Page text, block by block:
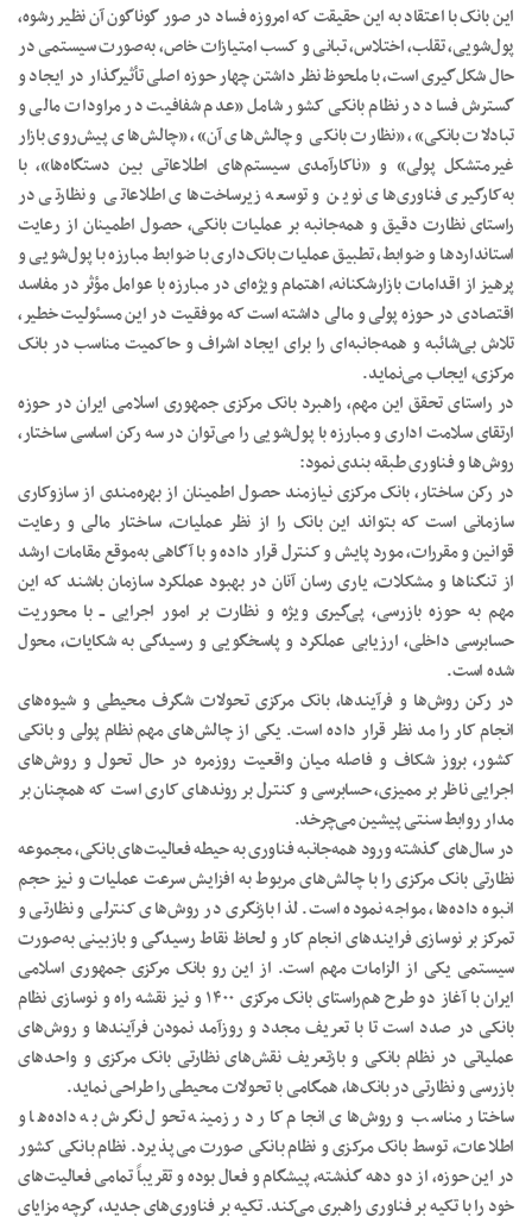
این بانک با اعتقاد به این حقیقت که امروزه فساد در صور گوناگون آن نظیر رشوه،
پول‌شویی، تقلب، اختلاس، تبانی و کسب امتیازات خاص، به‌صورت سیستمی در
حال شکل‌گیری است، با ملحوظ نظر داشتن چهار حوزه اصلی تأثیرگذار در ایجاد و
گسترش فساد در نظام بانکی کشور شامل «عدم شفافیت در مراودات مالی و
تبادلات بانکی»، «نظارت بانکی و چالش‌های آن»، «چالش‌های پیش‌روی بازار
غیرمتشکل پولی» و «ناکارآمدی سیستم‌های اطلاعاتی بین دستگاه‌ها»، با
به‌کارگیری فناوری‌های نوین و توسعه زیرساخت‌های اطلاعاتی و نظارتی در
راستای نظارت دقیق و همه‌جانبه بر عملیات بانکی، حصول اطمینان از رعایت
استانداردها و ضوابط، تطبیق عملیات بانک‌داری با ضوابط مبارزه با پول‌شویی و
پرهیز از اقدامات بازارشکنانه، اهتمام ویژه‌ای در مبارزه با عوامل مؤثر در مفاسد
اقتصادی در حوزه پولی و مالی داشته است که موفقیت در این مسئولیت خطیر،
تلاش بی‌شائبه و همه‌جانبه‌ای را برای ایجاد اشراف و حاکمیت مناسب در بانک
مرکزی، ایجاب می‌نماید.
در راستای تحقق این مهم، راهبرد بانک مرکزی جمهوری اسلامی ایران در حوزه
ارتقای سلامت اداری و مبارزه با پول‌شویی را می‌توان در سه رکن اساسی ساختار،
روش‌ها و فناوری طبقه بندی نمود:
در رکن ساختار، بانک مرکزی نیازمند حصول اطمینان از بهره‌مندی از سازوکاری
سازمانی است که بتواند این بانک را از نظر عملیات، ساختار مالی و رعایت
قوانین و مقررات، مورد پایش و کنترل قرار داده و با آگاهی به‌موقع مقامات ارشد
از تنگناها و مشکلات، یاری رسان آنان در بهبود عملکرد سازمان باشند که این
مهم به حوزه بازرسی، پی‌گیری ویژه و نظارت بر امور اجرایی ــ با محوریت
حسابرسی داخلی، ارزیابی عملکرد و پاسخگویی و رسیدگی به شکایات، محول
شده است.
در رکن روش‌ها و فرآیندها، بانک مرکزی تحولات شگرف محیطی و شیوه‌های
انجام کار را مد نظر قرار داده است. یکی از چالش‌های مهم نظام پولی و بانکی
کشور، بروز شکاف و فاصله میان واقعیت روزمره در حال تحول و روش‌های
اجرایی ناظر بر ممیزی، حسابرسی و کنترل بر روندهای کاری است که همچنان بر
مدار روابط سنتی پیشین می‌چرخد.
در سال‌های گذشته ورود همه‌جانبه فناوری به حیطه فعالیت‌های بانکی، مجموعه
نظارتی بانک مرکزی را با چالش‌های مربوط به افزایش سرعت عملیات و نیز حجم
انبوه داده‌ها، مواجه نموده است. لذا بازنگری در روش‌های کنترلی و نظارتی و
تمرکز بر نوسازی فرایندهای انجام کار و لحاظ نقاط رسیدگی و بازبینی به‌صورت
سیستمی یکی از الزامات مهم است. از این رو بانک مرکزی جمهوری اسلامی
ایران با آغاز دو طرح هم‌راستای بانک مرکزی ۱۴۰۰ و نیز نقشه راه و نوسازی نظام
بانکی در صدد است تا با تعریف مجدد و روزآمد نمودن فرآیندها و روش‌های
عملیاتی در نظام بانکی و بازتعریف نقش‌های نظارتی بانک مرکزی و واحدهای
بازرسی و نظارتی در بانک‌ها، همگامی با تحولات محیطی را طراحی نماید.
ساختار مناسب و روش‌های انجام کار در زمینه تحول نگرش به داده‌ها و
اطلاعات، توسط بانک مرکزی و نظام بانکی صورت می‌پذیرد. نظام بانکی کشور
در این حوزه، از دو دهه گذشته، پیشگام و فعال بوده و تقریباً تمامی فعالیت‌های
خود را با تکیه بر فناوری راهبری می‌کند. تکیه بر فناوری‌های جدید، گرچه مزایای